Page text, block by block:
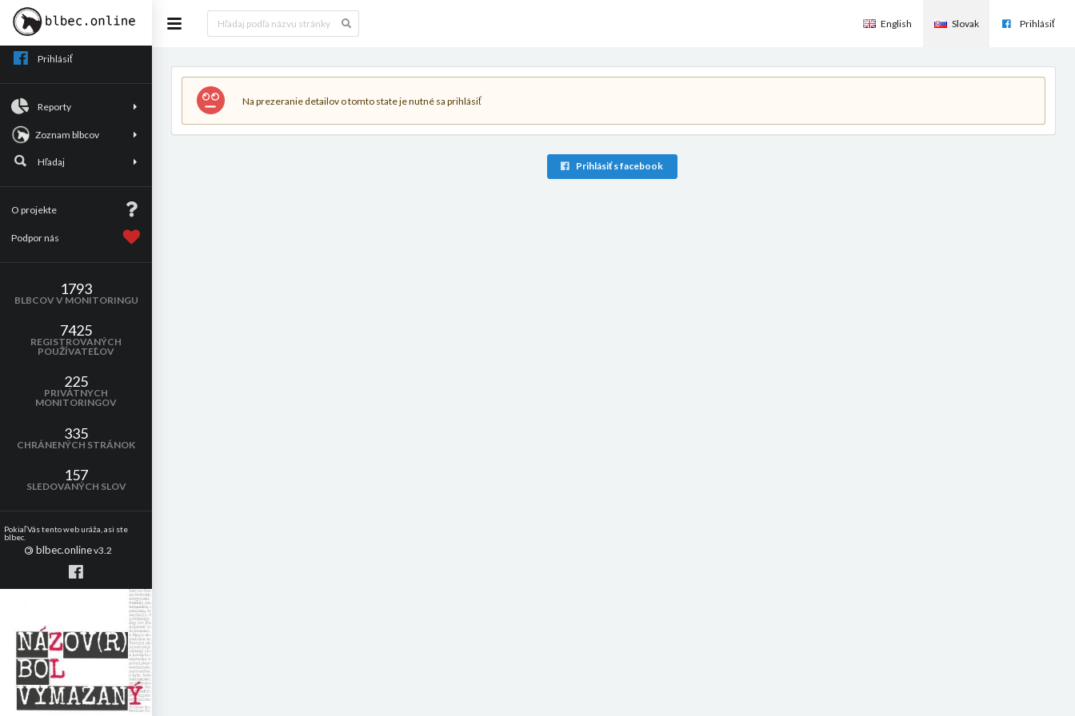
Prihlásiť
Reporty
Zoznam blbcov
Hľadaj
O projekte
Podpor nás
1793
BLBCOV V MONITORINGU
7425
REGISTROVANÝCH
POUŽÍVATEĽOV
225
PRIVÁTNYCH
MONITORINGOV
335
CHRÁNENÝCH STRÁNOK
157
SLEDOVANÝCH SLOV
Pokiaľ Vás tento web uráža, asi ste
blbec.
© blbec.onlinev3.2
English Slovak Prihlásiť
Na prezeranie detailov o tomto state je nutné sa prihlásiť
Prihlásiť s facebook